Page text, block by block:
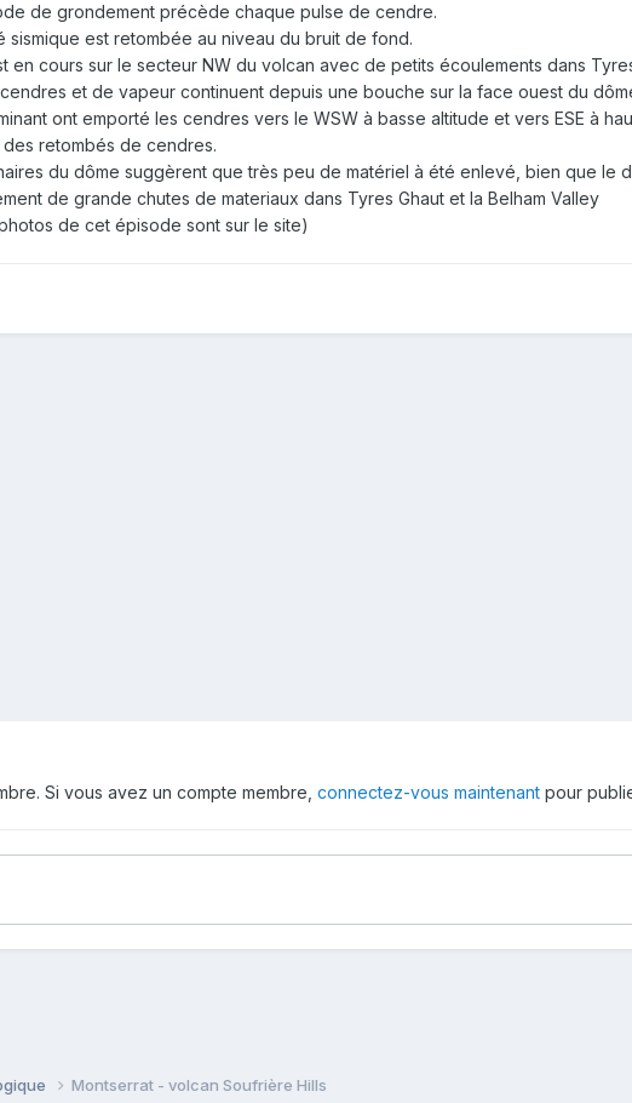
de grondement précède chaque pulse de cendre.
sismique est retombée au niveau du bruit de fond.
en cours sur le secteur NW du volcan avec de petits écoulements dans
et de vapeur continuent depuis une bouche sur la face ouest du
ont emporté les cendres vers le WSW à basse altitude et vers ESE à
retombés de cendres.
du dôme suggèrent que très peu de matériel à été enlevé, bien que le
de grande chutes de materiaux dans Tyres Ghaut et la Belham Valley
de cet épisode sont sur le site)
Si vous avez un compte membre, connectez-vous maintenant pour
Montserrat - volcan Soufrière Hills